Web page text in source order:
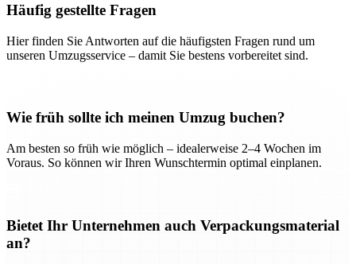
Häufig gestellte Fragen
Hier finden Sie Antworten auf die häufigsten Fragen rund um
unseren Umzugsservice – damit Sie bestens vorbereitet sind.
Wie früh sollte ich meinen Umzug buchen?
Am besten so früh wie möglich – idealerweise 2–4 Wochen im
Voraus. So können wir Ihren Wunschtermin optimal einplanen.
Bietet Ihr Unternehmen auch Verpackungsmaterial
an?